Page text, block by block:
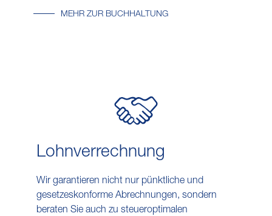
MEHR ZUR BUCHHALTUNG
Lohn​verrechnung
Wir garantieren nicht nur pünktliche und
gesetzeskonforme Abrechnungen, sondern
beraten Sie auch zu steueroptimalen